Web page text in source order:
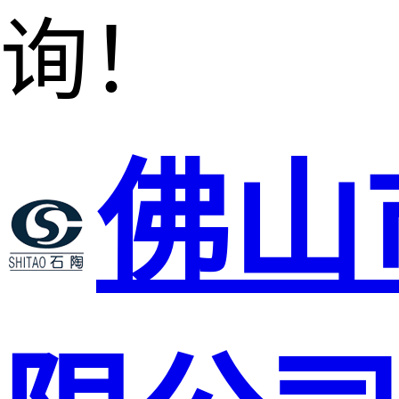
询！
佛